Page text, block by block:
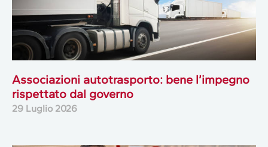
Associazioni autotrasporto: bene l’impegno
rispettato dal governo
29 Luglio 2026